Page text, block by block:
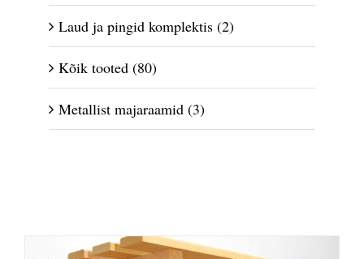
Laud ja pingid komplektis (2)
Kõik tooted (80)
Metallist majaraamid (3)